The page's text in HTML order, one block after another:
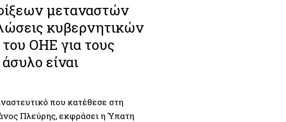
μεταναστών
κυβερνητικών
ΟΗΕ για τους
είναι
που κατέθεσε στη
Πλεύρης, εκφράσει η Ύπατη